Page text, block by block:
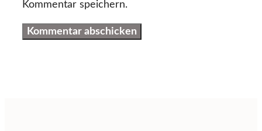
Kommentar speichern.